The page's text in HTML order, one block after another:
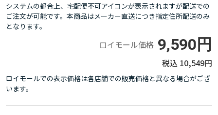
システムの都合上、宅配便不可アイコンが表示されますが配送での
ご注文が可能です。本商品はメーカー直送につき指定住所配送のみ
となります。
ロイモール価格 9,590円
10,549円
ロイモールでの表示価格は各店舗での販売価格と異なる場合がござ
います。